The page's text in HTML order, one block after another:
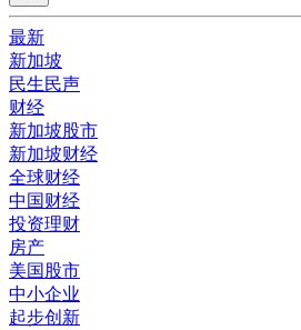
最新
新加坡
民生民声
财经
新加坡股市
新加坡财经
全球财经
中国财经
投资理财
房产
美国股市
中小企业
起步创新